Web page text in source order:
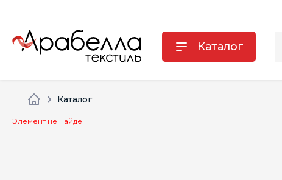
Каталог
Каталог
Элемент не найден